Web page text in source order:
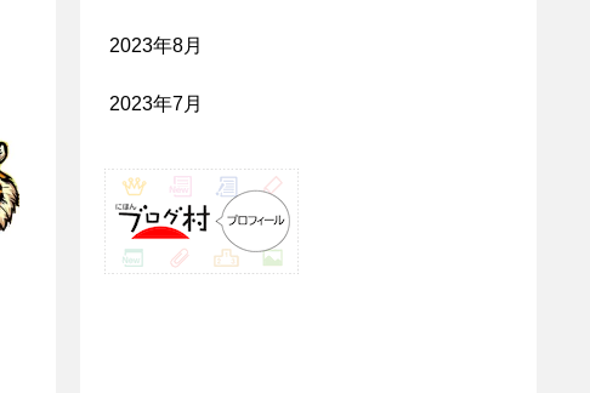
2023年8月
2023年7月